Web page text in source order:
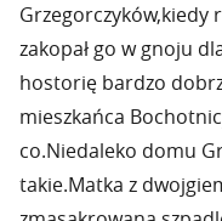
Grzegorczyków,kiedy
zakopał go w gnoju
hostorię bardzo
mieszkańca
co.Niedaleko domu
takie.Matka z